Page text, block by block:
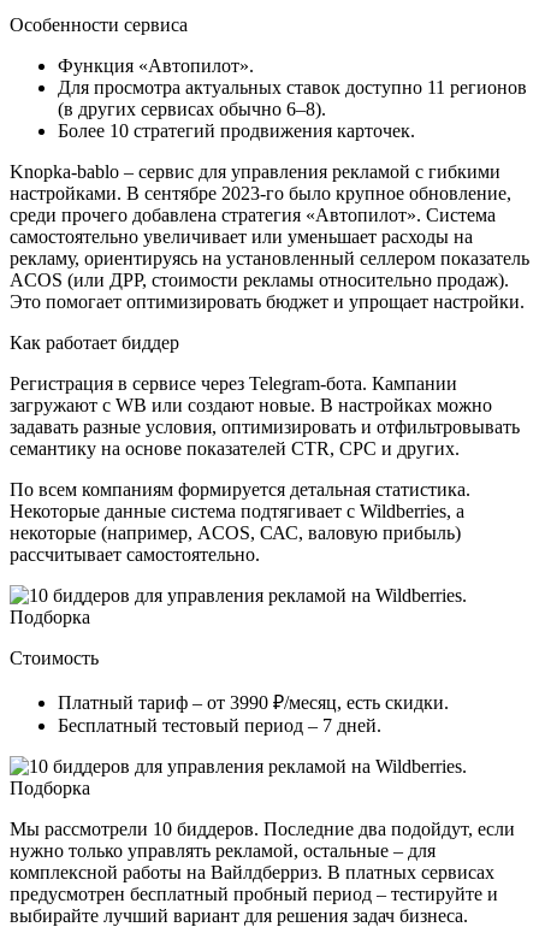
Особенности сервиса
Функция «Автопилот».
Для просмотра актуальных ставок доступно 11 регионов
(в других сервисах обычно 6–8).
Более 10 стратегий продвижения карточек.
Knopka-bablo – сервис для управления рекламой с гибкими
настройками. В сентябре 2023-го было крупное обновление,
среди прочего добавлена стратегия «Автопилот». Система
самостоятельно увеличивает или уменьшает расходы на
рекламу, ориентируясь на установленный селлером показатель
ACOS (или ДРР, стоимости рекламы относительно продаж).
Это помогает оптимизировать бюджет и упрощает настройки.
Как работает биддер
Регистрация в сервисе через Telegram-бота. Кампании
загружают с WB или создают новые. В настройках можно
задавать разные условия, оптимизировать и отфильтровывать
семантику на основе показателей CTR, CPC и других.
По всем компаниям формируется детальная статистика.
Некоторые данные система подтягивает с Wildberries, а
некоторые (например, ACOS, САС, валовую прибыль)
рассчитывает самостоятельно.
Стоимость
Платный тариф – от 3990 ₽/месяц, есть скидки.
Бесплатный тестовый период – 7 дней.
Мы рассмотрели 10 биддеров. Последние два подойдут, если
нужно только управлять рекламой, остальные – для
комплексной работы на Вайлдберриз. В платных сервисах
предусмотрен бесплатный пробный период – тестируйте и
выбирайте лучший вариант для решения задач бизнеса.